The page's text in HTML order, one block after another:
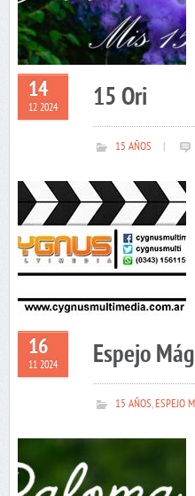
14
12 2024 15 Ori
15 AÑOS
16
11 2024 Espejo
15 AÑOS,ESPEJO